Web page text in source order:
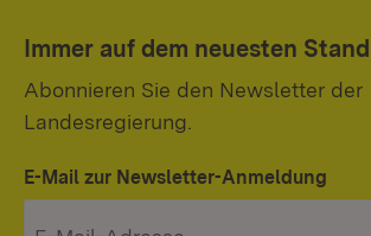
Immer auf dem neuesten Stand
Abonnieren Sie den Newsletter der
Landesregierung.
E-Mail zur Newsletter-Anmeldung